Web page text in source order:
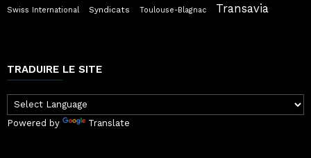
Swiss International Syndicats Toulouse-Blagnac Transavia
TRADUIRE LE SITE
Powered by Translate